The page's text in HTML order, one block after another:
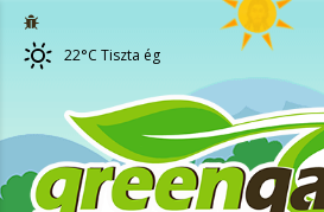
22°C Tiszta ég